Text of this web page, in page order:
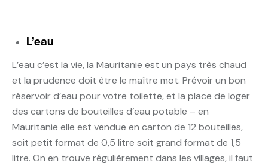
L’eau
L’eau c’est la vie, la Mauritanie est un pays très chaud
et la prudence doit être le maître mot. Prévoir un bon
réservoir d’eau pour votre toilette, et la place de loger
des cartons de bouteilles d’eau potable – en
Mauritanie elle est vendue en carton de 12 bouteilles,
soit petit format de 0,5 litre soit grand format de 1,5
litre. On en trouve régulièrement dans les villages, il faut